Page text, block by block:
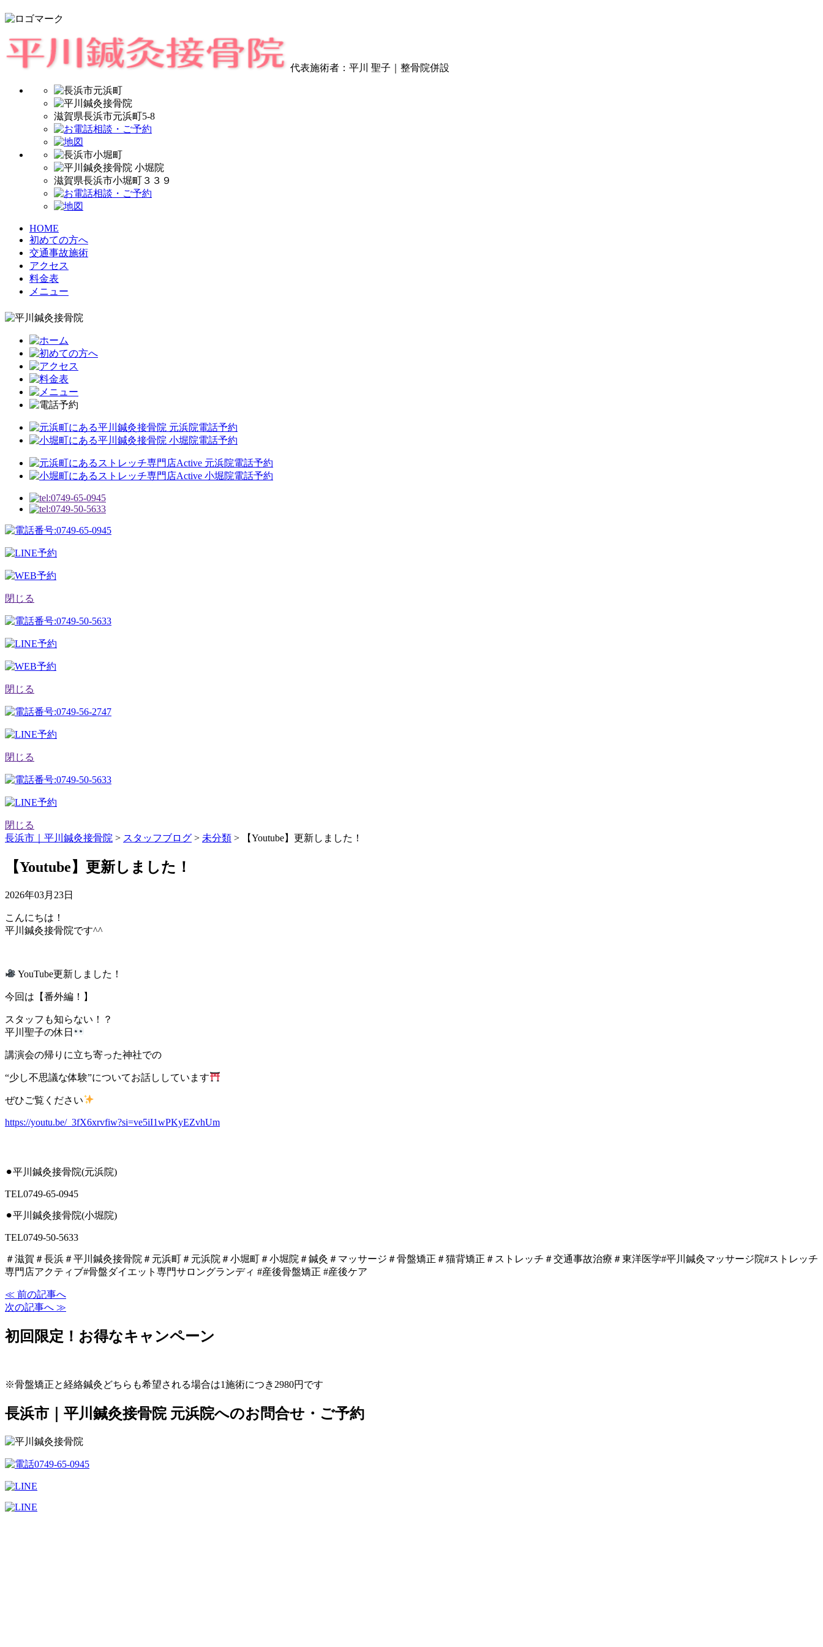
代表施術者：平川 聖子｜整骨院併設
滋賀県長浜市元浜町5-8
滋賀県長浜市小堀町３３９
HOME
初めての方へ
交通事故施術
アクセス
料金表
メニュー
閉じる
閉じる
閉じる
閉じる
長浜市｜平川鍼灸接骨院 > スタッフブログ > 未分類 > 【Youtube】更新しました！
【Youtube】更新しました！
2026年03月23日
こんにちは！
平川鍼灸接骨院です^^
YouTube更新しました！
今回は【番外編！】
スタッフも知らない！？
平川聖子の休日
講演会の帰りに立ち寄った神社での
“少し不思議な体験”についてお話ししています
ぜひご覧ください
https://youtu.be/_3fX6xrvfiw?si=ve5iI1wPKyEZvhUm
⚫︎平川鍼灸接骨院(元浜院)
TEL0749-65-0945
⚫︎平川鍼灸接骨院(小堀院)
TEL0749-50-5633
＃滋賀＃長浜＃平川鍼灸接骨院＃元浜町＃元浜院＃小堀町＃小堀院＃鍼灸＃マッサージ＃骨盤矯正＃猫背矯正＃ストレッチ＃交通事故治療＃東洋医学#平川鍼灸マッサージ院#ストレッチ
専門店アクティブ#骨盤ダイエット専門サロングランディ #産後骨盤矯正 #産後ケア
≪ 前の記事へ
次の記事へ ≫
初回限定！お得なキャンペーン
※骨盤矯正と経絡鍼灸どちらも希望される場合は1施術につき2980円です
長浜市｜平川鍼灸接骨院 元浜院へのお問合せ・ご予約